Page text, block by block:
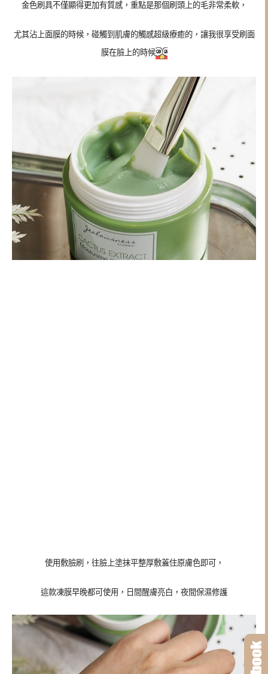
金色刷具不僅顯得更加有質感，重點是那個刷頭上的毛非常柔軟，
尤其沾上面膜的時候，碰觸到肌膚的觸感超級療癒的，讓我很享受刷面
膜在臉上的時候
使用敷臉刷，往臉上塗抹平整厚敷蓋住原膚色即可，
這款凍膜早晚都可使用，日間醒膚亮白，夜間保濕修護